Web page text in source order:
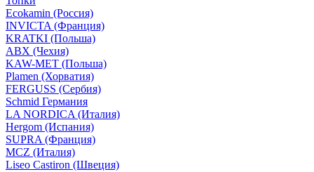
Ecokamin (Россия)
INVICTA (Франция)
KRATKI (Польша)
ABX (Чехия)
KAW-MET (Польша)
Plamen (Хорватия)
FERGUSS (Сербия)
Schmid Германия
LA NORDICA (Италия)
Hergom (Испания)
SUPRA (Франция)
MCZ (Италия)
Liseo Castiron (Швеция)